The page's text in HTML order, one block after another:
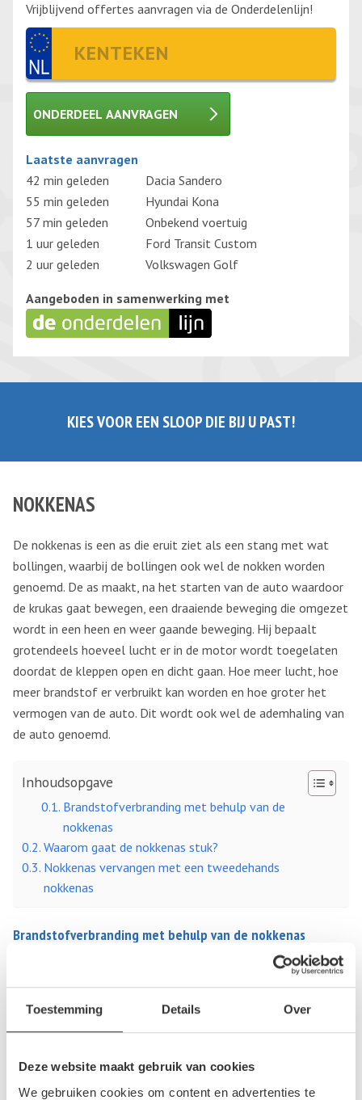
Toestemming Details Over
Deze website maakt gebruik van cookies
We gebruiken cookies om content en advertenties te
Vrijblijvend offertes aanvragen via de Onderdelenlijn!
ONDERDEEL AANVRAGEN
Gelieve dit veld leeg te laten.
Laatste aanvragen
42 min geleden
Dacia Sandero
55 min geleden
Hyundai Kona
57 min geleden
Onbekend voertuig
1 uur geleden
Ford Transit Custom
2 uur geleden
Volkswagen Golf
Aangeboden in samenwerking met
KIES VOOR EEN SLOOP DIE BIJ U PAST!
NOKKENAS
De nokkenas is een as die eruit ziet als een stang met wat
bollingen, waarbij de bollingen ook wel de nokken worden
genoemd. De as maakt, na het starten van de auto waardoor
de krukas gaat bewegen, een draaiende beweging die omgezet
wordt in een heen en weer gaande beweging. Hij bepaalt
grotendeels hoeveel lucht er in de motor wordt toegelaten
doordat de kleppen open en dicht gaan. Hoe meer lucht, hoe
meer brandstof er verbruikt kan worden en hoe groter het
vermogen van de auto. Dit wordt ook wel de ademhaling van
de auto genoemd.
Inhoudsopgave
Brandstofverbranding met behulp van de
nokkenas
Waarom gaat de nokkenas stuk?
Nokkenas vervangen met een tweedehands
nokkenas
Brandstofverbranding met behulp van de nokkenas
De verbranding van brandstof gaat in vier fases, namelijk; het
instromen van lucht (aanzuiging), dan de compressie van de
lucht, dan het verbranden van het brandstof en lucht
mengsel en daarna het uitstoten van de verbrandingsgassen.
Waarom gaat de nokkenas stuk?